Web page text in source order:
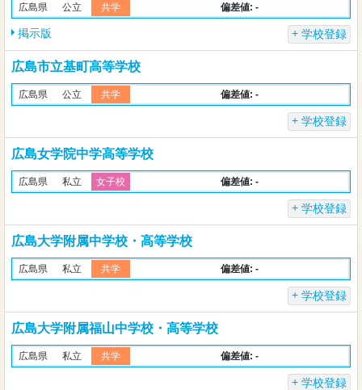
広島県 公立 共学 偏差値: -
掲示版 学校登録
広島市立基町高等学校
広島県 公立 共学 偏差値: -
学校登録
広島女学院中学高等学校
広島県 私立 女子校 偏差値: -
学校登録
広島大学附属中学校・高等学校
広島県 私立 共学 偏差値: -
学校登録
広島大学附属福山中学校・高等学校
広島県 私立 共学 偏差値: -
学校登録